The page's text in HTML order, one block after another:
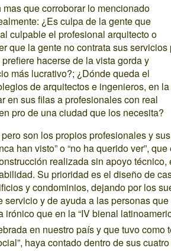
que corroborar lo mencionado
¿Es culpa de la gente que
culpable el profesional arquitecto o
que la gente no contrata sus servicios
hacerse de la vista gorda y
más lucrativo?; ¿Dónde queda el
de arquitectos e ingenieros, en la
en sus filas a profesionales con real
pro de una ciudad que los necesita?
son los propios profesionales y sus
han visto” o “no ha querido ver”, que
realizada sin apoyo técnico,
Su prioridad es el diseño de
y condominios, dejando por los
servicio y de ayuda a las personas que
irónico que en la “IV bienal
en nuestro país y que tuvo como
haya contado dentro de sus cuatro